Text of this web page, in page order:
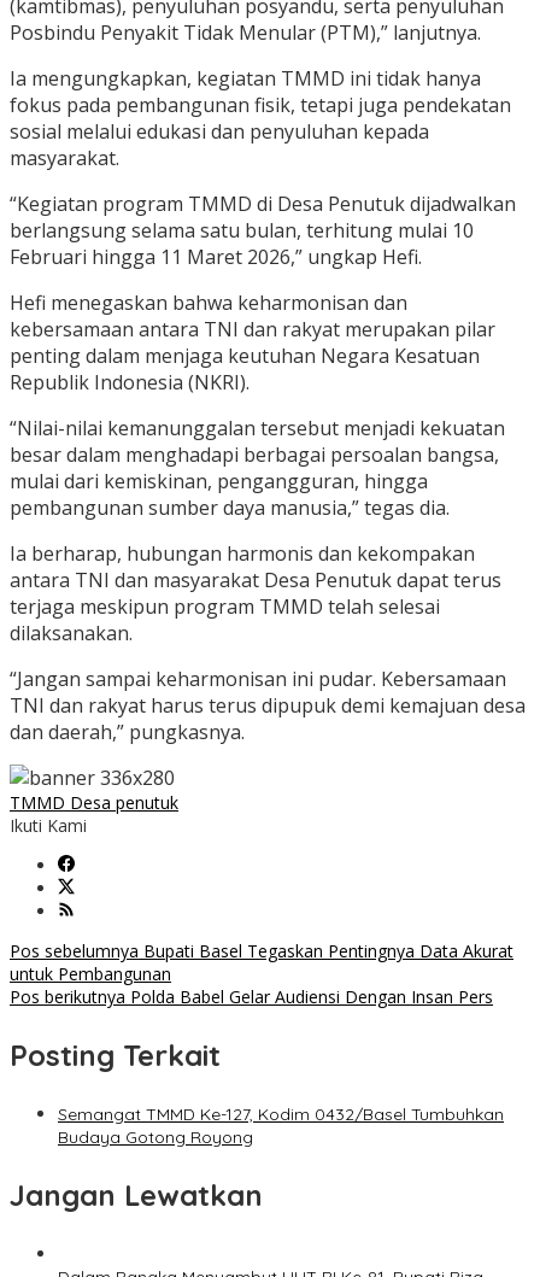
(kamtibmas), penyuluhan posyandu, serta penyuluhan
Posbindu Penyakit Tidak Menular (PTM),” lanjutnya.
Ia mengungkapkan, kegiatan TMMD ini tidak hanya
fokus pada pembangunan fisik, tetapi juga pendekatan
sosial melalui edukasi dan penyuluhan kepada
masyarakat.
“Kegiatan program TMMD di Desa Penutuk dijadwalkan
berlangsung selama satu bulan, terhitung mulai 10
Februari hingga 11 Maret 2026,” ungkap Hefi.
Hefi menegaskan bahwa keharmonisan dan
kebersamaan antara TNI dan rakyat merupakan pilar
penting dalam menjaga keutuhan Negara Kesatuan
Republik Indonesia (NKRI).
“Nilai-nilai kemanunggalan tersebut menjadi kekuatan
besar dalam menghadapi berbagai persoalan bangsa,
mulai dari kemiskinan, pengangguran, hingga
pembangunan sumber daya manusia,” tegas dia.
Ia berharap, hubungan harmonis dan kekompakan
antara TNI dan masyarakat Desa Penutuk dapat terus
terjaga meskipun program TMMD telah selesai
dilaksanakan.
“Jangan sampai keharmonisan ini pudar. Kebersamaan
TNI dan rakyat harus terus dipupuk demi kemajuan desa
dan daerah,” pungkasnya.
TMMD Desa penutuk
Ikuti Kami
Navigasi
pos
Pos sebelumnya Bupati Basel Tegaskan Pentingnya Data Akurat
untuk Pembangunan
Pos berikutnya Polda Babel Gelar Audiensi Dengan Insan Pers
Posting Terkait
Semangat TMMD Ke-127, Kodim 0432/Basel Tumbuhkan
Budaya Gotong Royong
Jangan Lewatkan